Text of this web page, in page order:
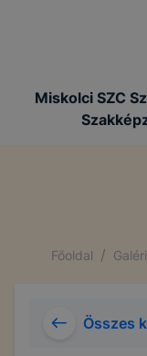
Miskolci SZC
Főoldal /
Összes